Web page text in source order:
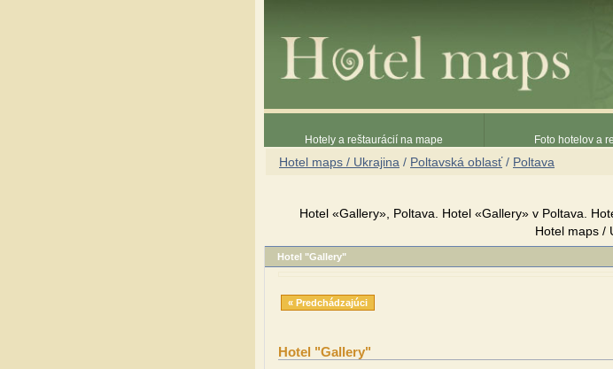
Hotely a reštaurácií na mape Foto hotelov a
Hotel maps / Ukrajina / Poltavská oblasť/ Poltava
Hotel «Gallery», Poltava. Hotel «Gallery» v Poltava.
Hotel maps /
Hotel "Gallery"
« Predchádzajúci
Hotel "Gallery"